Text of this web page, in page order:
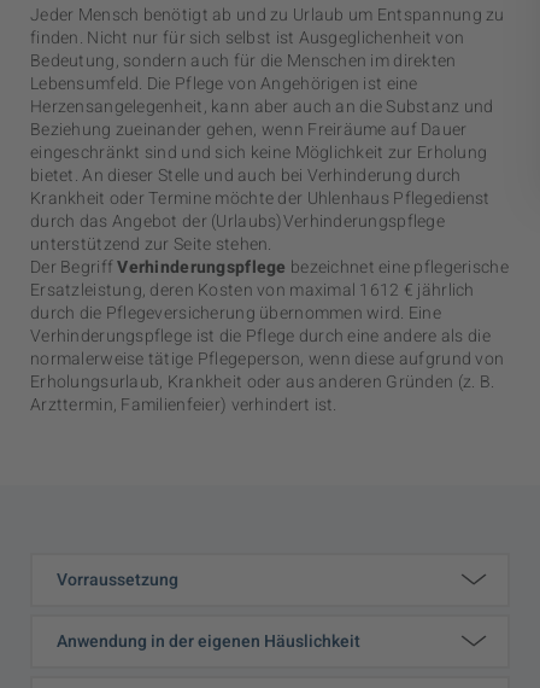
Jeder Mensch benötigt ab und zu Urlaub um Entspannung zu
finden. Nicht nur für sich selbst ist Ausgeglichenheit von
Bedeutung, sondern auch für die Menschen im direkten
Lebensumfeld. Die Pflege von Angehörigen ist eine
Herzensangelegenheit, kann aber auch an die Substanz und
Beziehung zueinander gehen, wenn Freiräume auf Dauer
eingeschränkt sind und sich keine Möglichkeit zur Erholung
bietet. An dieser Stelle und auch bei Verhinderung durch
Krankheit oder Termine möchte der Uhlenhaus Pflegedienst
durch das Angebot der (Urlaubs)Verhinderungspflege
unterstützend zur Seite stehen.
Der BegriffVerhinderungspflege bezeichnet eine pflegerische
Ersatzleistung, deren Kosten von maximal 1612 € jährlich
durch die Pflegeversicherung übernommen wird. Eine
Verhinderungspflege ist die Pflege durch eine andere als die
normalerweise tätige Pflegeperson, wenn diese aufgrund von
Erholungsurlaub, Krankheit oder aus anderen Gründen (z. B.
Arzttermin, Familienfeier) verhindert ist.
Vorraussetzung
Anwendung in der eigenen Häuslichkeit